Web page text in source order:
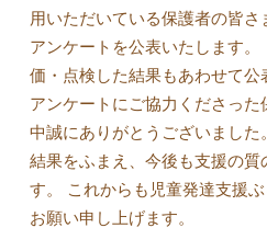
用いただいている保護者の皆
アンケートを公表いたします
価・点検した結果もあわせて公
アンケートにご協力くださっ
中誠にありがとうございました
結果をふまえ、今後も支援の質
す。 これからも児童発達支援
お願い申し上げます。